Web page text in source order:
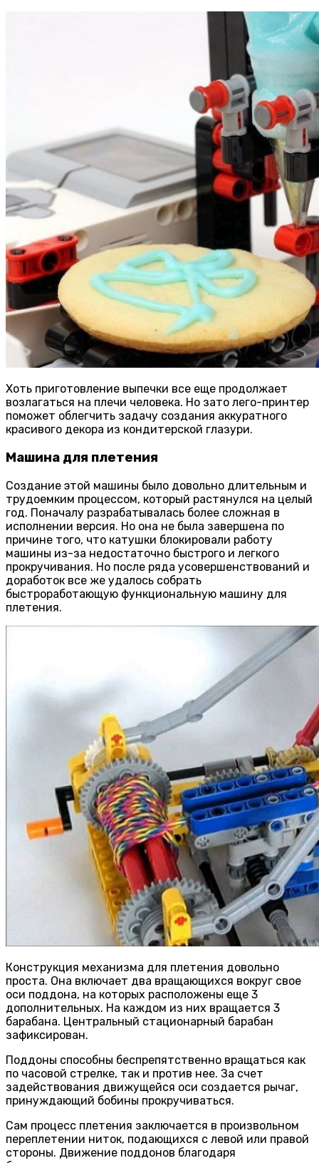
Хоть приготовление выпечки все еще продолжает
возлагаться на плечи человека. Но зато лего-принтер
поможет облегчить задачу создания аккуратного
красивого декора из кондитерской глазури.
Машина для плетения
Создание этой машины было довольно длительным и
трудоемким процессом, который растянулся на целый
год. Поначалу разрабатывалась более сложная в
исполнении версия. Но она не была завершена по
причине того, что катушки блокировали работу
машины из-за недостаточно быстрого и легкого
прокручивания. Но после ряда усовершенствований и
доработок все же удалось собрать
быстроработающую функциональную машину для
плетения.
Конструкция механизма для плетения довольно
проста. Она включает два вращающихся вокруг свое
оси поддона, на которых расположены еще 3
дополнительных. На каждом из них вращается 3
барабана. Центральный стационарный барабан
зафиксирован.
Поддоны способны беспрепятственно вращаться как
по часовой стрелке, так и против нее. За счет
задействования движущейся оси создается рычаг,
принуждающий бобины прокручиваться.
Сам процесс плетения заключается в произвольном
переплетении ниток, подающихся с левой или правой
стороны. Движение поддонов благодаря